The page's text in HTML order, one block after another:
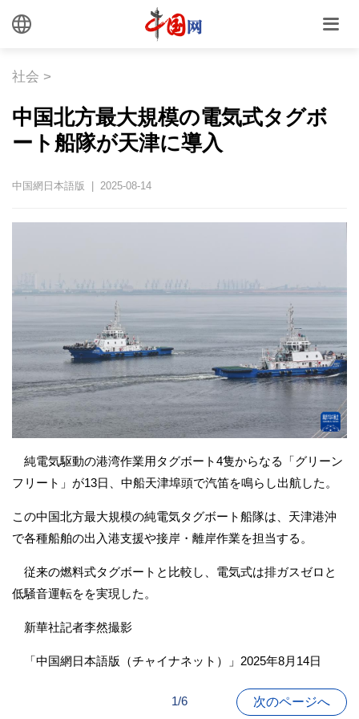
社会 >
中国北方最大規模の電気式タグボ
ート船隊が天津に導入
中国網日本語版 | 2025-08-14
純電気駆動の港湾作業用タグボート4隻からなる「グリーン
フリート」が13日、中船天津埠頭で汽笛を鳴らし出航した。
この中国北方最大規模の純電気タグボート船隊は、天津港沖
で各種船舶の出入港支援や接岸・離岸作業を担当する。
従来の燃料式タグボートと比較し、電気式は排ガスゼロと
低騒音運転をを実現した。
新華社記者李然撮影
「中国網日本語版（チャイナネット）」2025年8月14日
1/6 次のページへ